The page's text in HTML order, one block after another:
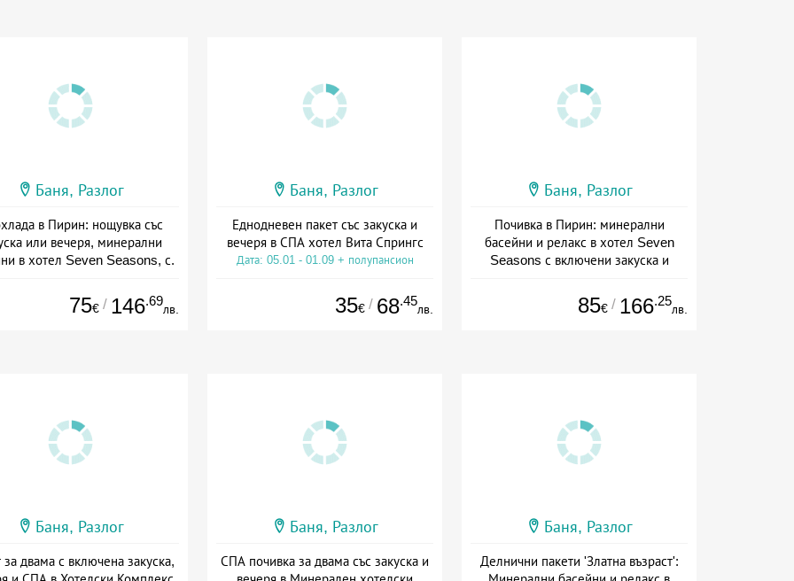
Баня, Разлог
в Пирин: нощувка със
или вечеря, минерални
в хотел Seven Seasons, с.
07.08 - 30.11 + полупансион
75€ / 146.69
лв.
Баня, Разлог
Еднодневен пакет със закуска и
вечеря в СПА хотел Вита Спрингс
Дата: 05.01 - 01.09 + полупансион
35€ / 68.45
лв.
Баня, Разлог
Почивка в Пирин: минерални
басейни и релакс в хотел Seven
Seasons с включени закуска и
Дата: 08.07 - 30.11 + полупансион
85€ / 166.25
лв.
Баня, Разлог
за двама с включена закуска,
Баня, Разлог
СПА почивка за двама със закуска и
Баня, Разлог
Делнични пакети 'Златна възраст':